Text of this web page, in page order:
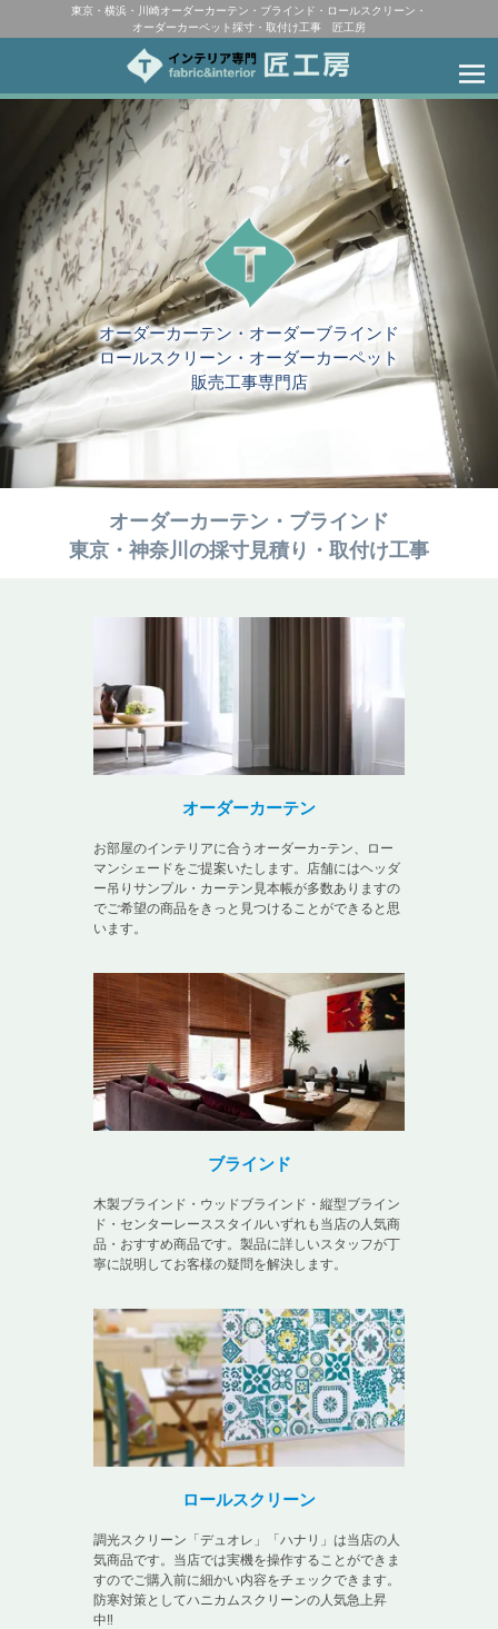
東京・横浜・川崎オーダーカーテン・ブラインド・ロールスクリーン・
オーダーカーペット採寸・取付け工事 匠工房
オーダーカーテン・オーダーブラインド
ロールスクリーン・オーダーカーペット
販売工事専門店
オーダーカーテン・ブラインド
東京・神奈川の採寸見積り・取付け工事
オーダーカーテン
お部屋のインテリアに合うオーダーカｰテン、ロー
マンシェードをご提案いたします。店舗にはヘッダ
ー吊りサンプル・カーテン見本帳が多数ありますの
でご希望の商品をきっと見つけることができると思
います。
ブラインド
木製ブラインド・ウッドブラインド・縦型ブライン
ド・センターレーススタイルいずれも当店の人気商
品・おすすめ商品です。製品に詳しいスタッフが丁
寧に説明してお客様の疑問を解決します。
ロールスクリーン
調光スクリーン「デュオレ」「ハナリ」は当店の人
気商品です。当店では実機を操作することができま
すのでご購入前に細かい内容をチェックできます。
防寒対策としてハニカムスクリーンの人気急上昇
中‼